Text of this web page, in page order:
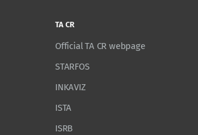
TA CR
Official TA CR webpage
STARFOS
INKAVIZ
ISTA
ISRB